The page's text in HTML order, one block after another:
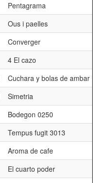
Pentagrama
Ous i paelles
Converger
4 El cazo
Cuchara y bolas de ambar
Simetria
Bodegon 0250
Tempus fugit 3013
Aroma de cafe
El cuarto poder